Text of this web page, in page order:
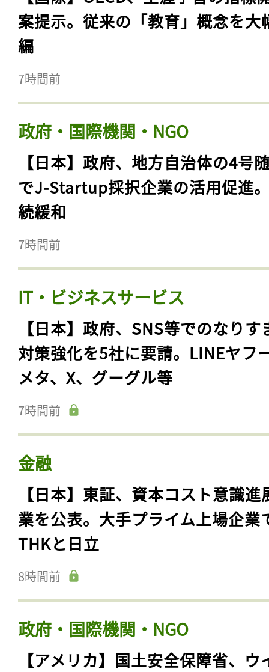
案提示。従来の「教育」概念を大
編
7時間前
政府・国際機関・NGO
【日本】政府、地方自治体の4号
でJ-Startup採択企業の活用促進
続緩和
7時間前
IT・ビジネスサービス
【日本】政府、SNS等でのなりす
対策強化を5社に要請。LINEヤフ
メタ、X、グーグル等
7時間前
金融
【日本】東証、資本コスト意識進
業を公表。大手プライム上場企業
THKと日立
8時間前
政府・国際機関・NGO
【アメリカ】国土安全保障省、ウ